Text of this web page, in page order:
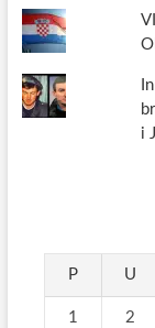
i
P U
1 2